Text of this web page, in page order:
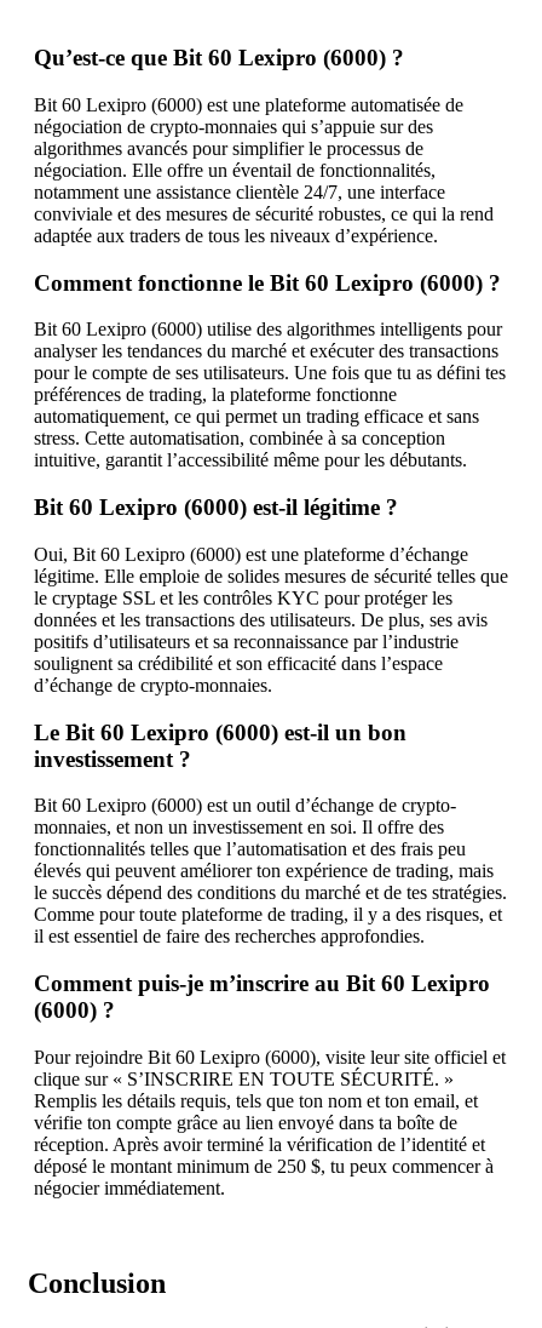
Qu’est-ce que Bit 60 Lexipro (6000) ?
Bit 60 Lexipro (6000) est une plateforme automatisée de
négociation de crypto-monnaies qui s’appuie sur des
algorithmes avancés pour simplifier le processus de
négociation. Elle offre un éventail de fonctionnalités,
notamment une assistance clientèle 24/7, une interface
conviviale et des mesures de sécurité robustes, ce qui la rend
adaptée aux traders de tous les niveaux d’expérience.
Comment fonctionne le Bit 60 Lexipro (6000) ?
Bit 60 Lexipro (6000) utilise des algorithmes intelligents pour
analyser les tendances du marché et exécuter des transactions
pour le compte de ses utilisateurs. Une fois que tu as défini tes
préférences de trading, la plateforme fonctionne
automatiquement, ce qui permet un trading efficace et sans
stress. Cette automatisation, combinée à sa conception
intuitive, garantit l’accessibilité même pour les débutants.
Bit 60 Lexipro (6000) est-il légitime ?
Oui, Bit 60 Lexipro (6000) est une plateforme d’échange
légitime. Elle emploie de solides mesures de sécurité telles que
le cryptage SSL et les contrôles KYC pour protéger les
données et les transactions des utilisateurs. De plus, ses avis
positifs d’utilisateurs et sa reconnaissance par l’industrie
soulignent sa crédibilité et son efficacité dans l’espace
d’échange de crypto-monnaies.
Le Bit 60 Lexipro (6000) est-il un bon
investissement ?
Bit 60 Lexipro (6000) est un outil d’échange de crypto-
monnaies, et non un investissement en soi. Il offre des
fonctionnalités telles que l’automatisation et des frais peu
élevés qui peuvent améliorer ton expérience de trading, mais
le succès dépend des conditions du marché et de tes stratégies.
Comme pour toute plateforme de trading, il y a des risques, et
il est essentiel de faire des recherches approfondies.
Comment puis-je m’inscrire au Bit 60 Lexipro
(6000) ?
Pour rejoindre Bit 60 Lexipro (6000), visite leur site officiel et
clique sur « S’INSCRIRE EN TOUTE SÉCURITÉ. »
Remplis les détails requis, tels que ton nom et ton email, et
vérifie ton compte grâce au lien envoyé dans ta boîte de
réception. Après avoir terminé la vérification de l’identité et
déposé le montant minimum de 250 $, tu peux commencer à
négocier immédiatement.
Conclusion